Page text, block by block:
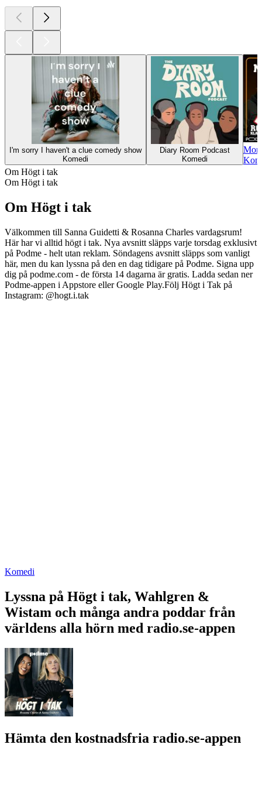
I'm sorry I haven't a clue comedy show
Komedi
Diary Room Podcast
Komedi
Om Högt i tak
Om Högt i tak
Om Högt i tak
Välkommen till Sanna Guidetti & Rosanna Charles vardagsrum!
Här har vi alltid högt i tak. Nya avsnitt släpps varje torsdag exklusivt
på Podme - helt utan reklam. Söndagens avsnitt släpps som vanligt
här, men du kan lyssna på den en dag tidigare på Podme. Signa upp
dig på podme.com - de första 14 dagarna är gratis. Ladda sedan ner
Podme-appen i Appstore eller Google Play.Följ Högt i Tak på
Instagram: @hogt.i.tak
Komedi
Lyssna på Högt i tak, Wahlgren &
Wistam och många andra poddar från
världens alla hörn med radio.se-appen
Hämta den kostnadsfria radio.se-appen